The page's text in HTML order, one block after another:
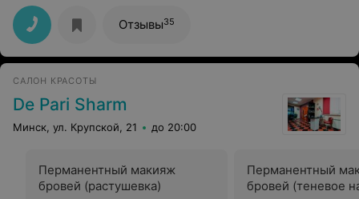
повторю через месяц. Спасибо огромное
специалистам за грамотную консультацию и
индивидуальный подход к клиентам! Рекомендую
Отзывы35
САЛОН КРАСОТЫ
De Pari Sharm
Минск, ул. Крупской, 21 до 20:00
Перманентный макияж
бровей (растушевка)
Перманентный
бровей (теневое